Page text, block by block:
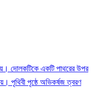
দোলকটিকে একটি পাথরের উপর
পৃথিবী পৃষ্ঠে অভিকর্ষজ ত্বরণ